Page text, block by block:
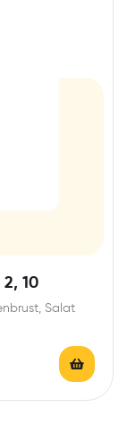
10
Salat